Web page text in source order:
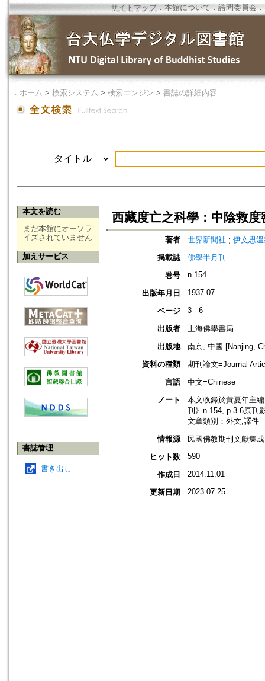
サイトマップ．本館について ． 諮問委員会 ．
． ホーム > 検索システム > 検索エンジン > 書誌の詳細内容
本文を読む
まだ本館にオーソラ
イズされていません
加えサービス
書誌管理
書き出し
西藏度亡之科學：中陰救
著者 世界新聞社 ; 伊文思
掲載誌
佛學半月刊
巻号
n.154
出版年月日 1937.07
ページ 3 - 6
出版者
上海佛學書局
出版地
南京, 中國 [Nanjing,
資料の種類
期刊論文=Journal
言語
中文=Chinese
ノート
本文收錄於黃夏年主
刊》n.154, p.3-6原刊
文章類別：外文,譯件
情報源
民國佛教期刊文獻集
ヒット数
590
作成日 2014.11.01
更新日期 2023.07.25